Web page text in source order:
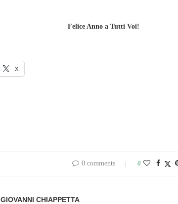
Felice Anno a Tutti Voi!
X
0 comments 0
GIOVANNI CHIAPPETTA